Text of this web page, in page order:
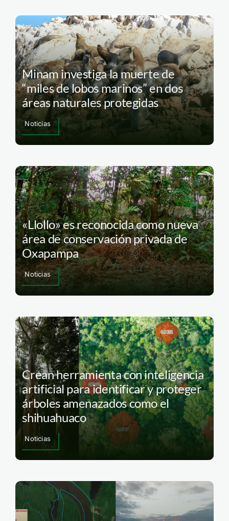
Minam investiga la muerte de
“miles de lobos marinos” en dos
áreas naturales protegidas
Noticias
«Llollo» es reconocida como nueva
área de conservación privada de
Oxapampa
Noticias
Crean herramienta con inteligencia
artificial para identificar y proteger
árboles amenazados como el
shihuahuaco
Noticias